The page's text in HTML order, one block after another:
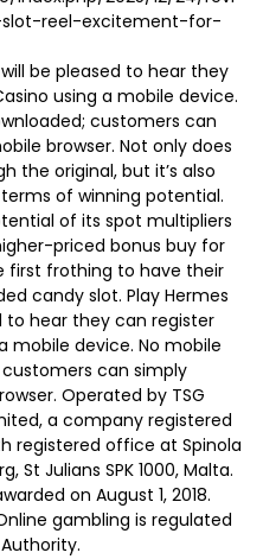
reel-excitement-for-
will be pleased to hear they
using a mobile device.
customers can
browser. Not only does
the original, but it’s also
of winning potential.
of its spot multipliers
priced bonus buy for
first frothing to have their
candy slot. Play Hermes
to hear they can register
mobile device. No mobile
can simply
Operated by TSG
a company registered
registered office at Spinola
St Julians SPK 1000, Malta.
on August 1, 2018.
gambling is regulated